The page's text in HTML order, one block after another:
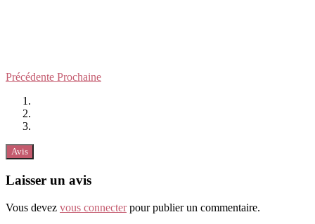
Précédente Prochaine
Avis
Laisser un avis
Vous devez vous connecterpour publier un commentaire.